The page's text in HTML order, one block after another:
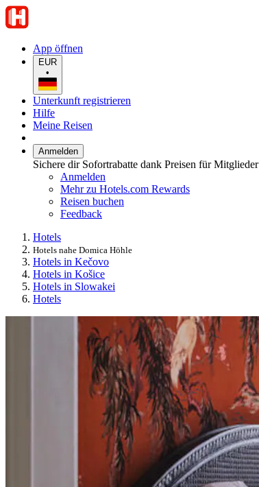
App öffnen
EUR
•
Unterkunft registrieren
Hilfe
Meine Reisen
Anmelden
Sichere dir Sofortrabatte dank Preisen für Mitglieder
Anmelden
Mehr zu Hotels.com Rewards
Reisen buchen
Feedback
Hotels
Hotels nahe Domica Höhle
Hotels in Kečovo
Hotels in Košice
Hotels in Slowakei
Hotels